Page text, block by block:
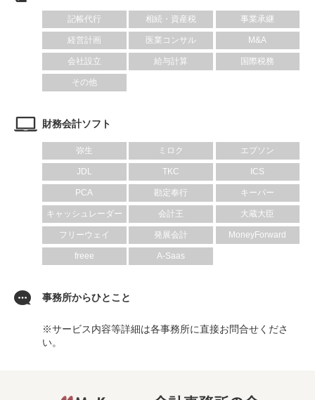
記帳代行 相続・資産税 事業承継
経営計画 医業コンサル M&A
会社設立 給与計算 国際税務
その他
財務会計ソフト
弥生 ミロク エプソン
JDL TKC ICS
PCA 勘定奉行 キーパー
キャッシュレーダー 会計王 大蔵大臣
フリーウェイ 発展会計 MoneyForward
freee A-Saas
事務所からひとこと
※サービス内容等詳細は各事務所に直接お問合せくださ
い。